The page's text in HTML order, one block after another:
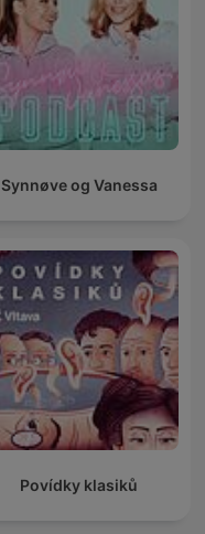
Synnøve og Vanessa
Povídky klasiků